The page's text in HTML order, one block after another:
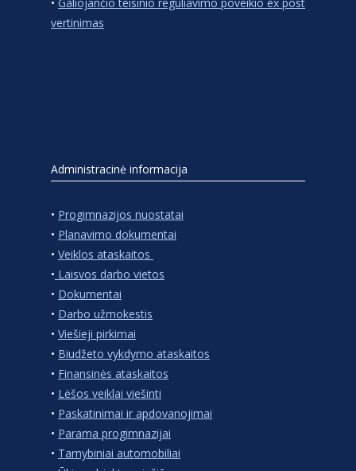
vertinimas
Administracinė informacija
• Progimnazijos nuostatai
• Planavimo dokumentai
• Veiklos ataskaitos
• Laisvos darbo vietos
• Dokumentai
• Darbo užmokestis
• Viešieji pirkimai
• Biudžeto vykdymo ataskaitos
• Finansinės ataskaitos
• Lėšos veiklai viešinti
• Paskatinimai ir apdovanojimai
• Parama progimnazijai
• Tarnybiniai automobiliai